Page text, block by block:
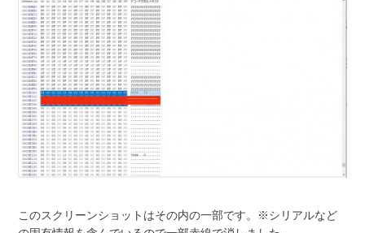
このスクリーンショットはその内の一部です。※シリアルなど